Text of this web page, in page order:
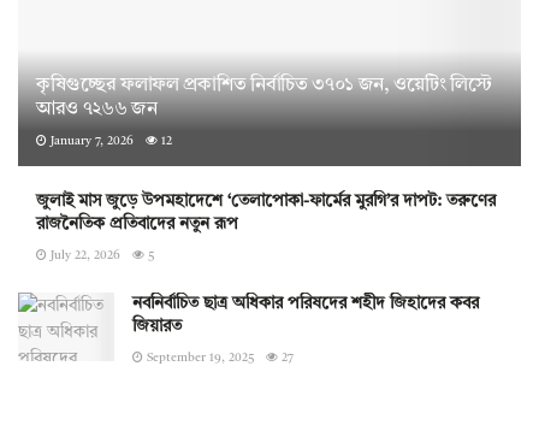
কৃষিগুচ্ছের ফলাফল প্রকাশিত নির্বাচিত ৩৭০১ জন, ওয়েটিং লিস্টে
আরও ৭২৬৬ জন
January 7, 2026 12
জুলাই মাস জুড়ে উপমহাদেশে ‘তেলাপোকা-ফার্মের মুরগি’র দাপট: তরুণের
রাজনৈতিক প্রতিবাদের নতুন রূপ
July 22, 2026 5
নবনির্বাচিত ছাত্র অধিকার পরিষদের শহীদ জিহাদের কবর
জিয়ারত
September 19, 2025 27